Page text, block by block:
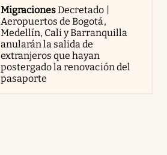
MigracionesDecretado |
Aeropuertos de Bogotá,
Medellín, Cali y Barranquilla
anularán la salida de
extranjeros que hayan
postergado la renovación del
pasaporte